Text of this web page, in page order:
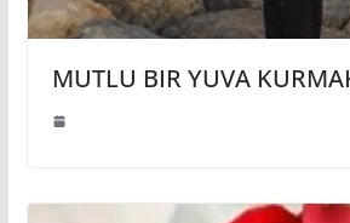
MUTLU BIR YUVA